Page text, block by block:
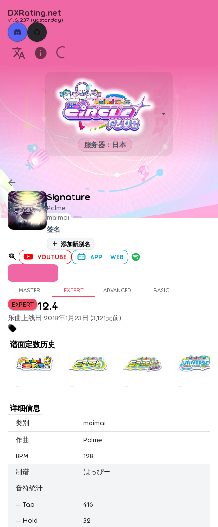
DXRating.net
v1.6.237 (yesterday)
服务器：日本
Signature
Palme
maimai
签名
添加新别名
YOUTUBE APP WEB
MASTER EXPERT ADVANCED BASIC
EXPERT 12.4
乐曲上线日 2018年1月23日 (3,121天前)
谱面定数历史
— — — —
详细信息
类别 maimai
作曲
Palme
BPM
128
制谱
はっぴー
音符统计
— Tap
416
— Hold
32